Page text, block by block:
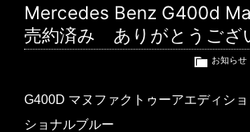
Mercedes Benz G400d
売約済み ありがとうござ
お知らせ
G400D マヌファクトゥーアエディシ
ショナルブルー